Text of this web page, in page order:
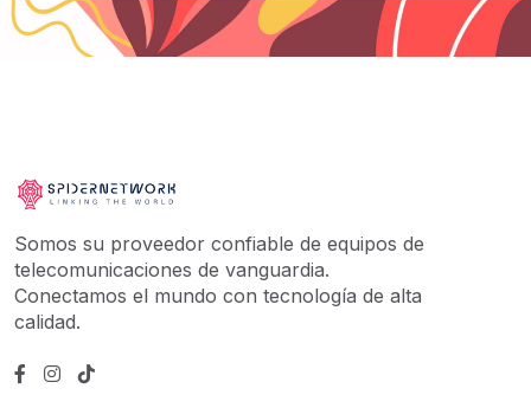
Somos su proveedor confiable de equipos de
telecomunicaciones de vanguardia.
Conectamos el mundo con tecnología de alta
calidad.